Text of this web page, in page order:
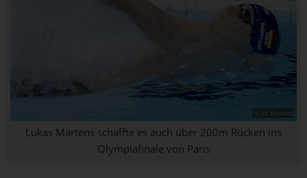
© Jo Kleindl
Lukas Märtens schaffte es auch über 200m Rücken ins
Olympiafinale von Paris